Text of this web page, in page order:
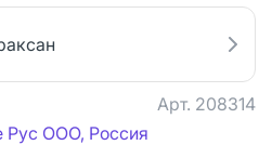
Арт. 208314
Рус ООО, Россия